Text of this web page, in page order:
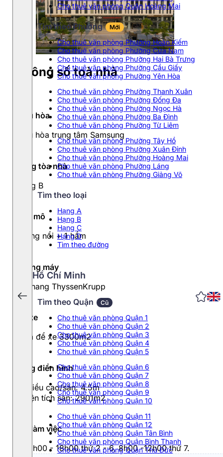
Cho thuê văn phòng Quận Hoàng Mai
Tìm theo Phường Mới
Cho thuê văn phòng Phường Hoàn Kiếm
Cho thuê văn phòng Phường Cửa Nam
Cho thuê văn phòng Phường Hai Bà Trưng
Cho thuê văn phòng Phường Cầu Giấy
Cho thuê văn phòng Phường Yên Hòa
Cho thuê văn phòng Phường Thanh Xuân
Cho thuê văn phòng Phường Đống Đa
Cho thuê văn phòng Phường Ngọc Hà
Cho thuê văn phòng Phường Ba Đình
Cho thuê văn phòng Phường Từ Liêm
Cho thuê văn phòng Phường Tây Hồ
Cho thuê văn phòng Phường Xuân Đỉnh
Cho thuê văn phòng Phường Hoàng Mai
Cho thuê văn phòng Phường Láng
Cho thuê văn phòng Phường Giảng Võ
Tìm theo loại
Hạng A
Hạng B
Hạng C
Hạng D
Tìm theo đường
Hồ Chí Minh
Tìm theo Quận Cũ
Cho thuê văn phòng Quận 1
Cho thuê văn phòng Quận 2
Cho thuê văn phòng Quận 3
Cho thuê văn phòng Quận 4
Cho thuê văn phòng Quận 5
Cho thuê văn phòng Quận 6
Cho thuê văn phòng Quận 7
Cho thuê văn phòng Quận 8
Cho thuê văn phòng Quận 9
Cho thuê văn phòng Quận 10
Cho thuê văn phòng Quận 11
Cho thuê văn phòng Quận 12
Cho thuê văn phòng Quận Tân Bình
Cho thuê văn phòng Quận Bình Thạnh
Cho thuê văn phòng Quận Thủ Đức
Thông số toà nhà
Điều hòa
Điều hòa trung tâm Samsung
Hạng tòa nhà
Hạng B
Quy mô
6 tầng nổi + 1 hầm
Thang máy
02 thang ThyssenKrupp
Đỗ xe
Hầm để xe 3300m2
Tầng điển hình
- Chiều cao/sàn: 4.5m
- Diện tích sàn: 2901m2
Giờ làm việc
Từ 8h00 - 18h00 thứ 2 - 6, 8h00 -12h00 thứ 7.